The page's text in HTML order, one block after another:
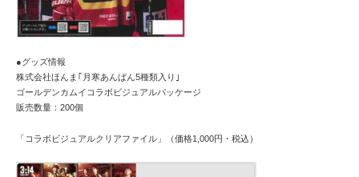
●グッズ情報
株式会社ほんま｢月寒あんぱん5種類入り｣
ゴールデンカムイコラボビジュアルパッケージ
販売数量：200個
「コラボビジュアルクリアファイル」（価格1,000円・税込）